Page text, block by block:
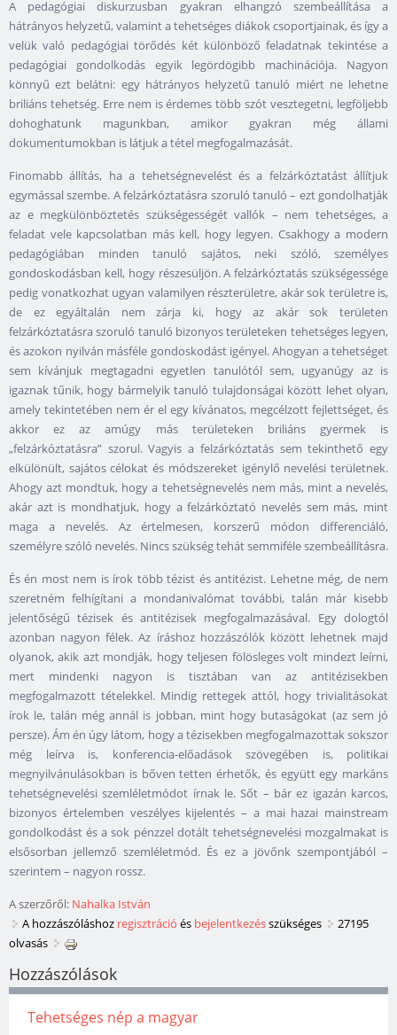
A pedagógiai diskurzusban gyakran elhangzó szembeállítása a
hátrányos helyzetű, valamint a tehetséges diákok csoportjainak, és így a
velük való pedagógiai törődés két különböző feladatnak tekintése a
pedagógiai gondolkodás egyik legördögibb machinációja. Nagyon
könnyű ezt belátni: egy hátrányos helyzetű tanuló miért ne lehetne
briliáns tehetség. Erre nem is érdemes több szót vesztegetni, legföljebb
dohoghatunk magunkban, amikor gyakran még állami
dokumentumokban is látjuk a tétel megfogalmazását.
Finomabb állítás, ha a tehetségnevelést és a felzárkóztatást állítjuk
egymással szembe. A felzárkóztatásra szoruló tanuló – ezt gondolhatják
az e megkülönböztetés szükségességét vallók – nem tehetséges, a
feladat vele kapcsolatban más kell, hogy legyen. Csakhogy a modern
pedagógiában minden tanuló sajátos, neki szóló, személyes
gondoskodásban kell, hogy részesüljön. A felzárkóztatás szükségessége
pedig vonatkozhat ugyan valamilyen részterületre, akár sok területre is,
de ez egyáltalán nem zárja ki, hogy az akár sok területen
felzárkóztatásra szoruló tanuló bizonyos területeken tehetséges legyen,
és azokon nyilván másféle gondoskodást igényel. Ahogyan a tehetséget
sem kívánjuk megtagadni egyetlen tanulótól sem, ugyanúgy az is
igaznak tűnik, hogy bármelyik tanuló tulajdonságai között lehet olyan,
amely tekintetében nem ér el egy kívánatos, megcélzott fejlettséget, és
akkor ez az amúgy más területeken briliáns gyermek is
„felzárkóztatásra” szorul. Vagyis a felzárkóztatás sem tekinthető egy
elkülönült, sajátos célokat és módszereket igénylő nevelési területnek.
Ahogy azt mondtuk, hogy a tehetségnevelés nem más, mint a nevelés,
akár azt is mondhatjuk, hogy a felzárkóztató nevelés sem más, mint
maga a nevelés. Az értelmesen, korszerű módon differenciáló,
személyre szóló nevelés. Nincs szükség tehát semmiféle szembeállításra.
És én most nem is írok több tézist és antitézist. Lehetne még, de nem
szeretném felhígítani a mondanivalómat további, talán már kisebb
jelentőségű tézisek és antitézisek megfogalmazásával. Egy dologtól
azonban nagyon félek. Az íráshoz hozzászólók között lehetnek majd
olyanok, akik azt mondják, hogy teljesen fölösleges volt mindezt leírni,
mert mindenki nagyon is tisztában van az antitézisekben
megfogalmazott tételekkel. Mindig rettegek attól, hogy trivialitásokat
írok le, talán még annál is jobban, mint hogy butaságokat (az sem jó
persze). Ám én úgy látom, hogy a tézisekben megfogalmazottak sokszor
még leírva is, konferencia-előadások szövegében is, politikai
megnyilvánulásokban is bőven tetten érhetők, és együtt egy markáns
tehetségnevelési szemléletmódot írnak le. Sőt – bár ez igazán karcos,
bizonyos értelemben veszélyes kijelentés – a mai hazai mainstream
gondolkodást és a sok pénzzel dotált tehetségnevelési mozgalmakat is
elsősorban jellemző szemléletmód. És ez a jövőnk szempontjából –
szerintem – nagyon rossz.
A szerzőről: Nahalka István
A hozzászóláshoz regisztráció és bejelentkezésszükséges
27195
olvasás
Hozzászólások
Tehetséges nép a magyar